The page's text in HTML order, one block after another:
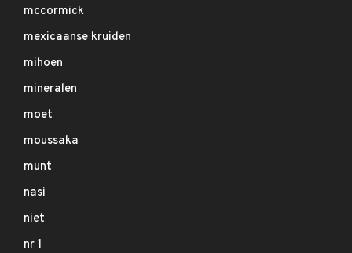
mccormick
mexicaanse kruiden
mihoen
mineralen
moet
moussaka
munt
nasi
niet
nr 1